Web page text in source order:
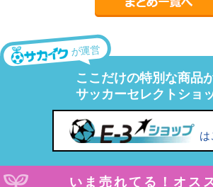
が運営
ここだけの特別な商品
サッカーセレクトショ
は
いま売れてる！オス